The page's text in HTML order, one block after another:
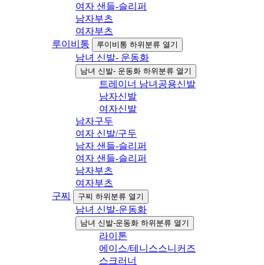
여자 샌들-슬리퍼
남자부츠
여자부츠
루이비통
루이비통 하위분류 열기
남녀 신발- 운동화
남녀 신발- 운동화 하위분류 열기
트레이너 남녀공용신발
남자신발
여자신발
남자구두
여자 신발/구두
남자 샌들-슬리퍼
여자 샌들-슬리퍼
남자부츠
여자부츠
구찌
구찌 하위분류 열기
남녀 신발-운동화
남녀 신발-운동화 하위분류 열기
라이톤
에이스/테니스스니커즈
스크러너